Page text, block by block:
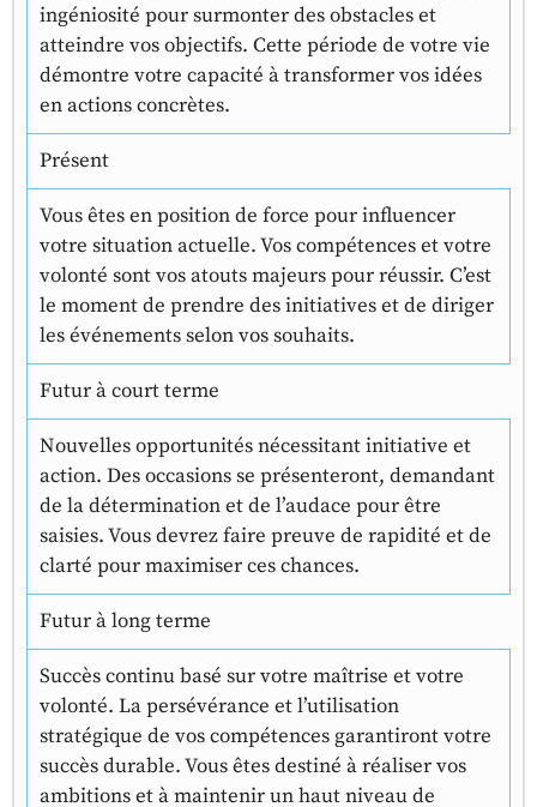
ingéniosité pour surmonter des obstacles et
atteindre vos objectifs. Cette période de votre vie
démontre votre capacité à transformer vos idées
en actions concrètes.
Présent
Vous êtes en position de force pour influencer
votre situation actuelle. Vos compétences et votre
volonté sont vos atouts majeurs pour réussir. C’est
le moment de prendre des initiatives et de diriger
les événements selon vos souhaits.
Futur à court terme
Nouvelles opportunités nécessitant initiative et
action. Des occasions se présenteront, demandant
de la détermination et de l’audace pour être
saisies. Vous devrez faire preuve de rapidité et de
clarté pour maximiser ces chances.
Futur à long terme
Succès continu basé sur votre maîtrise et votre
volonté. La persévérance et l’utilisation
stratégique de vos compétences garantiront votre
succès durable. Vous êtes destiné à réaliser vos
ambitions et à maintenir un haut niveau de